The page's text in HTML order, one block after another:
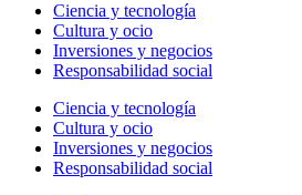
Ciencia y tecnología
Cultura y ocio
Inversiones y negocios
Responsabilidad social
Ciencia y tecnología
Cultura y ocio
Inversiones y negocios
Responsabilidad social